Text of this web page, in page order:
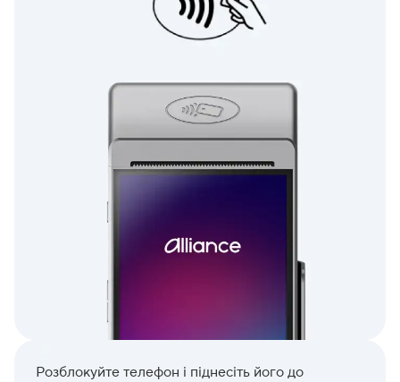
Розблокуйте телефон і піднесіть його до